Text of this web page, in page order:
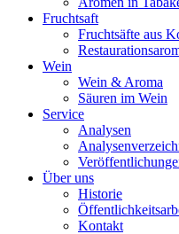
Fruchtsaft
Fruchtsäfte aus
Wein
Wein & Aroma
Säuren im Wein
Service
Analysen
Über uns
Historie
Kontakt